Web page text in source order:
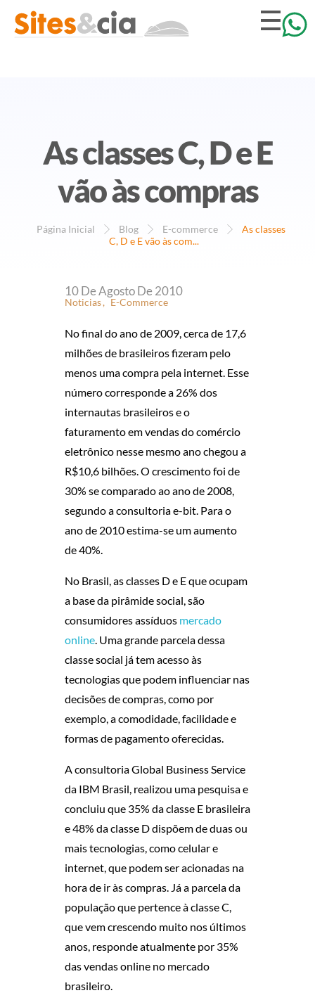
Página Inicial Blog E-commerce
As classes
C, D e E vão às com...
As classes C, D e E
vão às compras
A
C
L
A
S
S
E
S
C
,
D
E
E
V
Ã
O
À
S
C
O
M
10 De Agosto De 2010
E-Commerce
Noticias
No final do ano de 2009, cerca de 17,6
milhões de brasileiros fizeram pelo
menos uma compra pela internet. Esse
número corresponde a 26% dos
internautas brasileiros e o
faturamento em vendas do comércio
eletrônico nesse mesmo ano chegou a
R$10,6 bilhões. O crescimento foi de
30% se comparado ao ano de 2008,
segundo a consultoria e-bit. Para o
ano de 2010 estima-se um aumento
de 40%.
No Brasil, as classes D e E que ocupam
a base da pirâmide social, são
consumidores assíduos mercado
online. Uma grande parcela dessa
classe social já tem acesso às
tecnologias que podem influenciar nas
decisões de compras, como por
exemplo, a comodidade, facilidade e
formas de pagamento oferecidas.
A consultoria Global Business Service
da IBM Brasil, realizou uma pesquisa e
concluiu que 35% da classe E brasileira
e 48% da classe D dispõem de duas ou
mais tecnologias, como celular e
internet, que podem ser acionadas na
hora de ir às compras. Já a parcela da
população que pertence à classe C,
que vem crescendo muito nos últimos
anos, responde atualmente por 35%
das vendas online no mercado
brasileiro.